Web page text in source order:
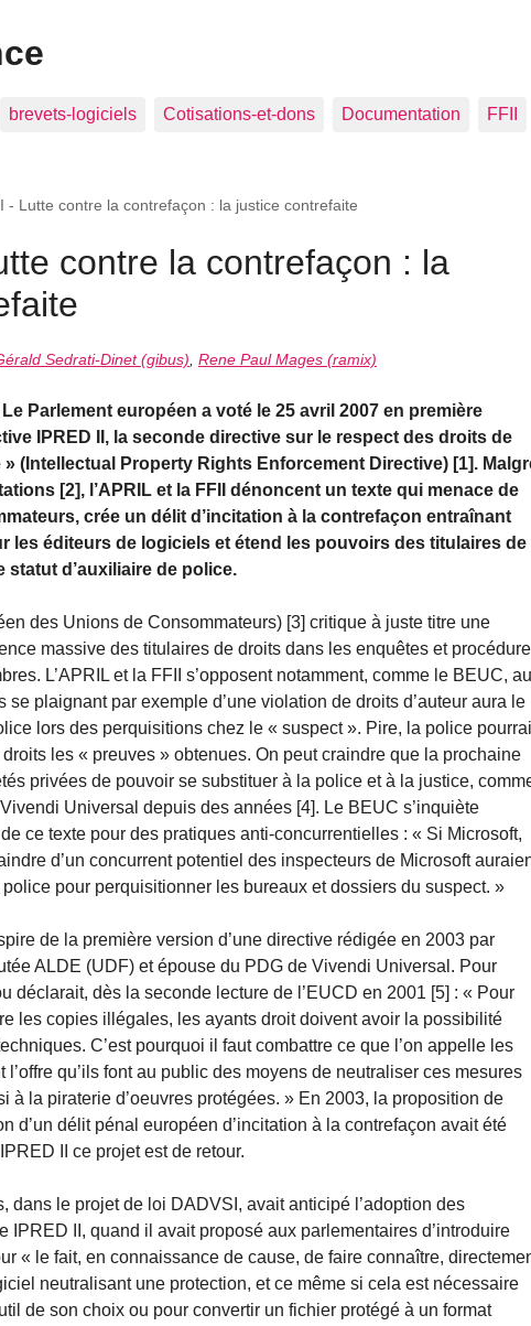
brevets-logiciels Cotisations-et-dons Documentation FFII
- Lutte contre la contrefaçon : la justice contrefaite
contre la contrefaçon : la
Sedrati-Dinet (gibus) Rene Paul Mages (ramix)
Parlement européen a voté le 25 avril 2007 en première
IPRED II, la seconde directive sur le respect des droits de
(Intellectual Property Rights Enforcement Directive) [1].
[2], l’APRIL et la FFII dénoncent un texte qui menace de
crée un délit d’incitation à la contrefaçon entraînant
les éditeurs de logiciels et étend les pouvoirs des titulaires de
d’auxiliaire de police.
des Unions de Consommateurs) [3] critique à juste titre une
massive des titulaires de droits dans les enquêtes et
L’APRIL et la FFII s’opposent notamment, comme le BEUC, au
se plaignant par exemple d’une violation de droits d’auteur aura le
lors des perquisitions chez le « suspect ». Pire, la police
les « preuves » obtenues. On peut craindre que la prochaine
privées de pouvoir se substituer à la police et à la justice,
Universal depuis des années [4]. Le BEUC s’inquiète
ce texte pour des pratiques anti-concurrentielles : « Si Microsoft,
d’un concurrent potentiel des inspecteurs de Microsoft
police pour perquisitionner les bureaux et dossiers du suspect. »
de la première version d’une directive rédigée en 2003 par
ALDE (UDF) et épouse du PDG de Vivendi Universal. Pour
déclarait, dès la seconde lecture de l’EUCD en 2001 [5] : « Pour
les copies illégales, les ayants droit doivent avoir la possibilité
C’est pourquoi il faut combattre ce que l’on appelle les
qu’ils font au public des moyens de neutraliser ces mesures
à la piraterie d’oeuvres protégées. » En 2003, la proposition de
d’un délit pénal européen d’incitation à la contrefaçon avait été
II ce projet est de retour.
dans le projet de loi DADVSI, avait anticipé l’adoption des
IPRED II, quand il avait proposé aux parlementaires d’introduire
« le fait, en connaissance de cause, de faire connaître,
neutralisant une protection, et ce même si cela est nécessaire
de son choix ou pour convertir un fichier protégé à un format